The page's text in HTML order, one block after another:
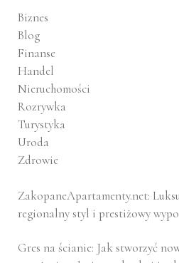
Biznes
Blog
Finanse
Handel
Nieruchomości
Rozrywka
Turystyka
Uroda
Zdrowie
ZakopaneApartamenty.net:
regionalny styl i prestiżowy
Gres na ścianie: Jak stworzyć